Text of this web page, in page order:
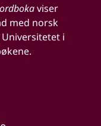
viser
med norsk
i